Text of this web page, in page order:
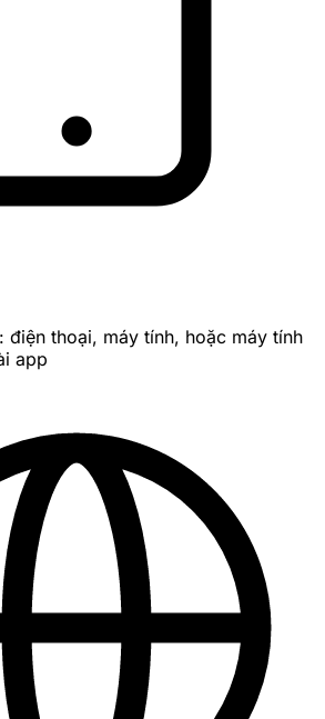
điện thoại, máy tính, hoặc máy tính
app